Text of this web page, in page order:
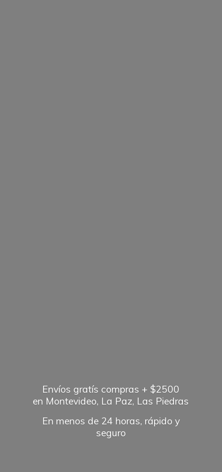
Envíos gratís compras + $2500
en Montevideo, La Paz, Las Piedras
En menos de 24 horas, rápido y
seguro